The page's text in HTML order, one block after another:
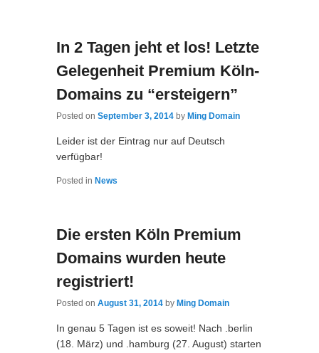
In 2 Tagen jeht et los! Letzte
Gelegenheit Premium Köln-
Domains zu “ersteigern”
Posted on September 3, 2014 by Ming Domain
Leider ist der Eintrag nur auf Deutsch
verfügbar!
Posted in News
Die ersten Köln Premium
Domains wurden heute
registriert!
Posted on August 31, 2014 by Ming Domain
In genau 5 Tagen ist es soweit! Nach .berlin
(18. März) und .hamburg (27. August) starten